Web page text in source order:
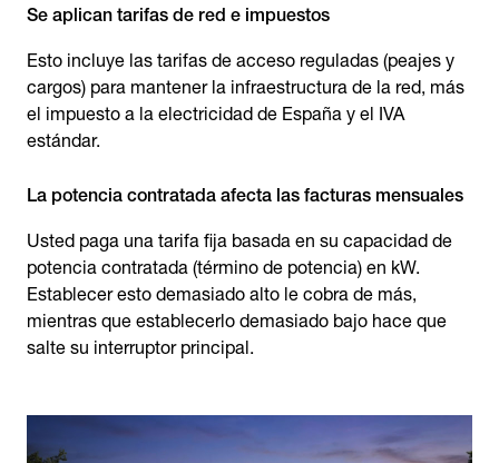
Se aplican tarifas de red e impuestos
Esto incluye las tarifas de acceso reguladas (peajes y
cargos) para mantener la infraestructura de la red, más
el impuesto a la electricidad de España y el IVA
estándar.
La potencia contratada afecta las facturas mensuales
Usted paga una tarifa fija basada en su capacidad de
potencia contratada (término de potencia) en kW.
Establecer esto demasiado alto le cobra de más,
mientras que establecerlo demasiado bajo hace que
salte su interruptor principal.